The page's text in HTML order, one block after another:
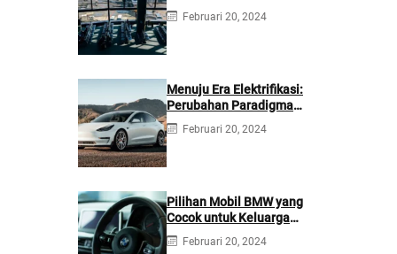
Pesawat Internasional
dengan Harga Terjangkau
Februari 20, 2024
Menuju Era Elektrifikasi:
Perubahan Paradigma
Transportasi dengan Mobil
Listrik
Februari 20, 2024
Pilihan Mobil BMW yang
Cocok untuk Keluarga
Anda
Februari 20, 2024